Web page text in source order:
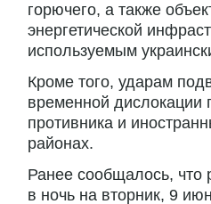
горючего, а также
энергетической
используемым
Кроме того, ударам
временной дислокации
противника и
районах.
Ранее сообщалось, что
в ночь на вторник, 9